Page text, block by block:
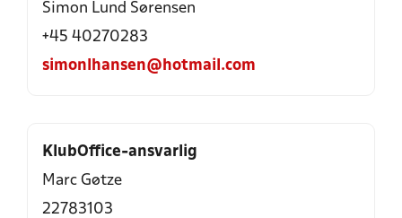
Simon Lund Sørensen
+45 40270283
simonlhansen@hotmail.com
KlubOffice-ansvarlig
Marc Gøtze
22783103